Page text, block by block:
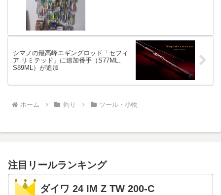
シマノの最高峰エギングロッド「セフィ
ア リミテッド」に追加番手（S77ML、
S89ML）が追加
ホーム 釣り ツール・小物
注目リールランキング
ダイワ 24 IM Z TW 200-C